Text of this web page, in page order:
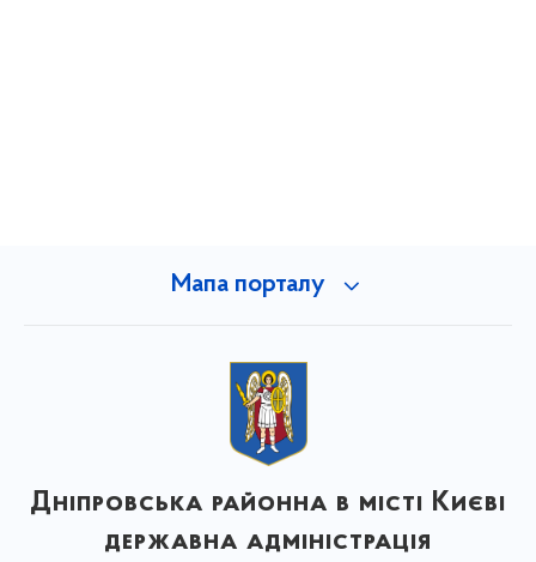
Мапа порталу
Дніпровська районна в місті Києві
державна адміністрація